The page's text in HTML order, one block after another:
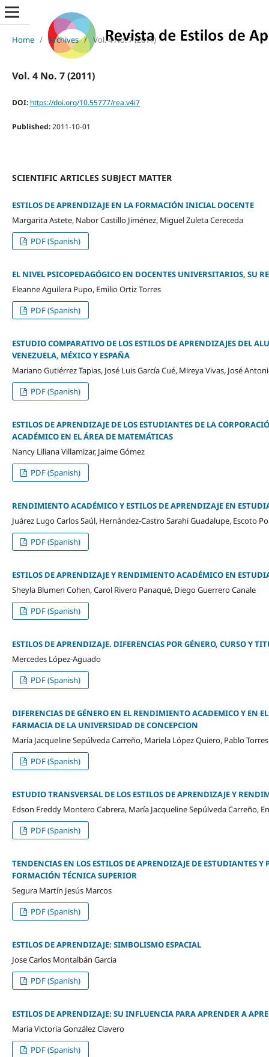
Home / Archives / Vol. 4 No. 7 (2011)
Vol. 4 No. 7 (2011)
DOI: https://doi.org/10.55777/rea.v4i7
Published:2011-10-01
SCIENTIFIC ARTICLES SUBJECT MATTER
ESTILOS DE APRENDIZAJE EN LA FORMACIÓN INICIAL DOCENTE
Margarita Astete, Nabor Castillo Jiménez, Miguel Zuleta Cereceda
PDF (Spanish)
EL NIVEL PSICOPEDAGÓGICO EN DOCENTES UNIVERSITARIOS, SU
Eleanne Aguilera Pupo, Emilio Ortiz Torres
PDF (Spanish)
ESTUDIO COMPARATIVO DE LOS ESTILOS DE APRENDIZAJES DEL
VENEZUELA, MÉXICO Y ESPAÑA
Mariano Gutiérrez Tapias, José Luis García Cué, Mireya Vivas, José
PDF (Spanish)
ESTILOS DE APRENDIZAJE DE LOS ESTUDIANTES DE LA
ACADÉMICO EN EL ÁREA DE MATEMÁTICAS
Nancy Liliana Villamizar, Jaime Gómez
PDF (Spanish)
RENDIMIENTO ACADÉMICO Y ESTILOS DE APRENDIZAJE EN
Juárez Lugo Carlos Saúl, Hernández-Castro Sarahi Guadalupe, Escoto
PDF (Spanish)
ESTILOS DE APRENDIZAJE Y RENDIMIENTO ACADÉMICO EN
Sheyla Blumen Cohen, Carol Rivero Panaqué, Diego Guerrero Canale
PDF (Spanish)
ESTILOS DE APRENDIZAJE. DIFERENCIAS POR GÉNERO, CURSO Y
Mercedes López-Aguado
PDF (Spanish)
DIFERENCIAS DE GÉNERO EN EL RENDIMIENTO ACADEMICO Y EN
FARMACIA DE LA UNIVERSIDAD DE CONCEPCION
María Jacqueline Sepúlveda Carreño, Mariela López Quiero, Pablo
PDF (Spanish)
ESTUDIO TRANSVERSAL DE LOS ESTILOS DE APRENDIZAJE Y
Edson Freddy Montero Cabrera, María Jacqueline Sepúlveda Carreño,
PDF (Spanish)
TENDENCIAS EN LOS ESTILOS DE APRENDIZAJE DE ESTUDIANTES
FORMACIÓN TÉCNICA SUPERIOR
Segura Martín Jesús Marcos
PDF (Spanish)
ESTILOS DE APRENDIZAJE: SIMBOLISMO ESPACIAL
Jose Carlos Montalbán García
PDF (Spanish)
ESTILOS DE APRENDIZAJE: SU INFLUENCIA PARA APRENDER A
Maria Victoria González Clavero
PDF (Spanish)